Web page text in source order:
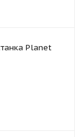
Planet